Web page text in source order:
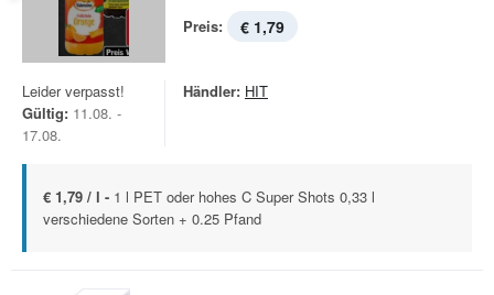
Preis: € 1,79
Leider verpasst!
Gültig: 11.08. -
17.08.
Händler: HIT
€ 1,79 / l - 1 l PET oder hohes C Super Shots 0,33 l
verschiedene Sorten + 0.25 Pfand